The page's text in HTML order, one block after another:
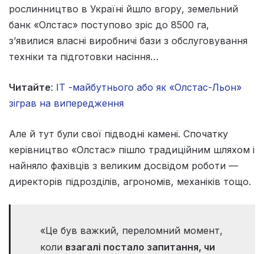
рослинництво в Україні йшло вгору, земельний
банк «Олстас» поступово зріс до 8500 га,
з’явилися власні виробничі бази з обслуговування
техніки та підготовки насіння…
Читайте: IT -майбутнього або як «Олстас-Льон»
зіграв на випередження
Але й тут були свої підводні камені. Спочатку
керівництво «Олстас» пішло традиційним шляхом і
найняло фахівців з великим досвідом роботи —
директорів підрозділів, агрономів, механіків тощо.
«Це був важкий, переломний момент,
коли взагалі постало запитання, чи